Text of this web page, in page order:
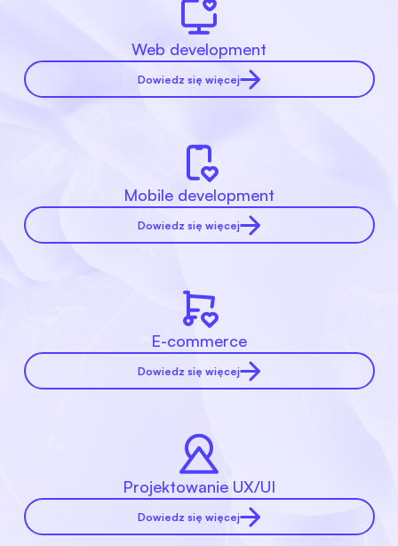
Web development
Dowiedz się więcej
Mobile development
Dowiedz się więcej
E-commerce
Dowiedz się więcej
Projektowanie UX/UI
Dowiedz się więcej